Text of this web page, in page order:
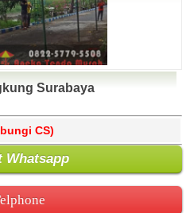
Surabaya
CS)
Whatsapp